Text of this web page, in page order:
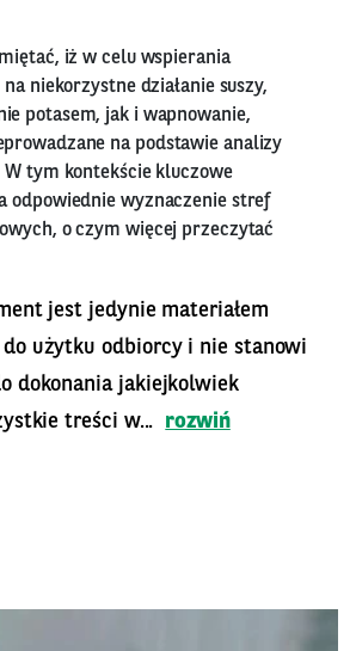
iż w celu wspierania
niekorzystne działanie suszy,
potasem, jak i wapnowanie,
na podstawie analizy
W tym kontekście kluczowe
odpowiednie wyznaczenie stref
o czym więcej przeczytać
jest jedynie materiałem
użytku odbiorcy i nie stanowi
dokonania jakiejkolwiek
treści w...
rozwiń